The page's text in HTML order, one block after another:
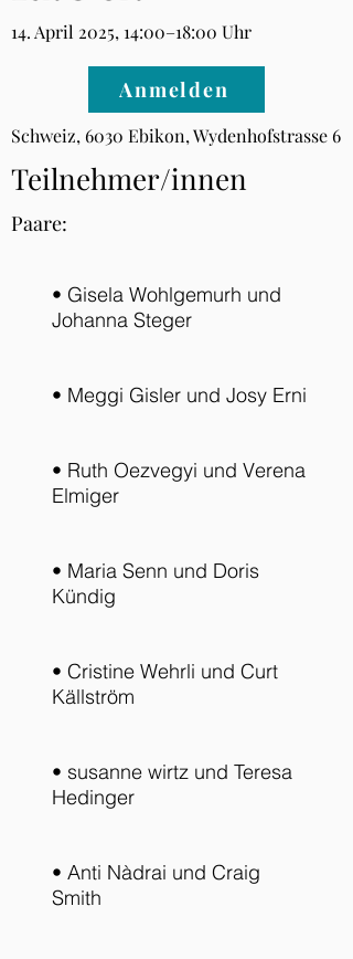
14. April 2025, 14:00–18:00 Uhr
Anmelden
Schweiz, 6030 Ebikon, Wydenhofstrasse 6
Teilnehmer/innen
Paare:
• Gisela Wohlgemurh und
Johanna Steger
• Meggi Gisler und Josy Erni
• Ruth Oezvegyi und Verena
Elmiger
• Maria Senn und Doris
Kündig
• Cristine Wehrli und Curt
Källström
• susanne wirtz und Teresa
Hedinger
• Anti Nàdrai und Craig
Smith